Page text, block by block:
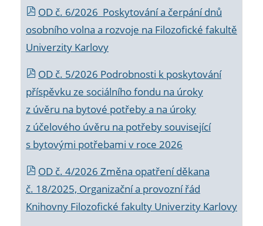
OD č. 6/2026 Poskytování a čerpání dnů
osobního volna a rozvoje na Filozofické fakultě
Univerzity Karlovy
OD č. 5/2026 Podrobnosti k poskytování
příspěvku ze sociálního fondu na úroky
z úvěru na bytové potřeby a na úroky
z účelového úvěru na potřeby související
s bytovými potřebami v roce 2026
OD č. 4/2026 Změna opatření děkana
č. 18/2025, Organizační a provozní řád
Knihovny Filozofické fakulty Univerzity Karlovy